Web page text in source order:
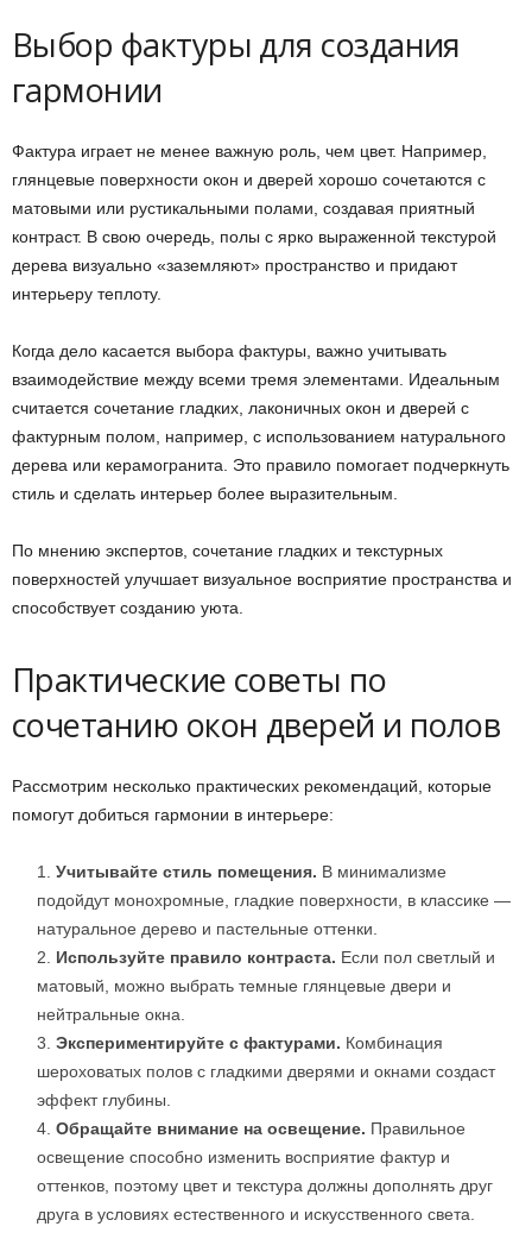
Выбор фактуры для создания
гармонии
Фактура играет не менее важную роль, чем цвет. Например,
глянцевые поверхности окон и дверей хорошо сочетаются с
матовыми или рустикальными полами, создавая приятный
контраст. В свою очередь, полы с ярко выраженной текстурой
дерева визуально «заземляют» пространство и придают
интерьеру теплоту.
Когда дело касается выбора фактуры, важно учитывать
взаимодействие между всеми тремя элементами. Идеальным
считается сочетание гладких, лаконичных окон и дверей с
фактурным полом, например, с использованием натурального
дерева или керамогранита. Это правило помогает подчеркнуть
стиль и сделать интерьер более выразительным.
По мнению экспертов, сочетание гладких и текстурных
поверхностей улучшает визуальное восприятие пространства и
способствует созданию уюта.
Практические советы по
сочетанию окон дверей и полов
Рассмотрим несколько практических рекомендаций, которые
помогут добиться гармонии в интерьере:
Учитывайте стиль помещения. В минимализме
подойдут монохромные, гладкие поверхности, в классике —
натуральное дерево и пастельные оттенки.
Используйте правило контраста. Если пол светлый и
матовый, можно выбрать темные глянцевые двери и
нейтральные окна.
Экспериментируйте с фактурами. Комбинация
шероховатых полов с гладкими дверями и окнами создаст
эффект глубины.
Обращайте внимание на освещение. Правильное
освещение способно изменить восприятие фактур и
оттенков, поэтому цвет и текстура должны дополнять друг
друга в условиях естественного и искусственного света.